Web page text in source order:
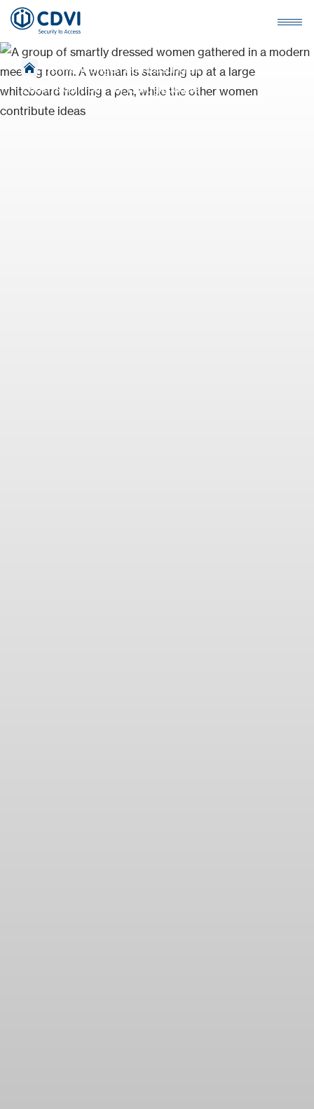
›Anwendungen und Lösungen›
Zutrittskontrolle für Bürogebäude